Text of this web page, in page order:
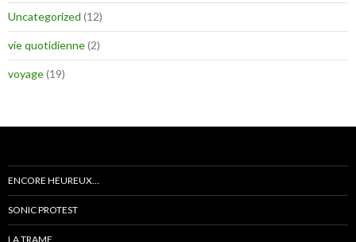
Uncategorized (12)
vie quotidienne(2)
voyage(19)
ENCORE HEUREUX…
SONIC PROTEST
LA TRAME